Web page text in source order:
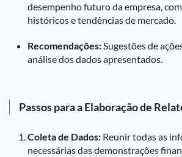
desempenho futuro da empresa,
históricos e tendências de mercado.
Recomendações:Sugestões de
análise dos dados apresentados.
Passos para a Elaboração de
Coleta de Dados: Reunir todas as
necessárias das demonstrações